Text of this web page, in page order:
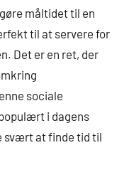
måltidet til en
til at servere for
Det er en ret, der
sociale
i dagens
svært at finde tid til